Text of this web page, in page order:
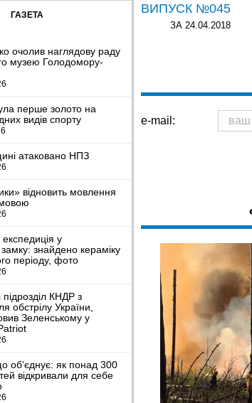
ГАЗЕТА
очолив наглядову раду
музею Голодомору-
перше золото на
видів спорту
атаковано НПЗ
відновить мовлення
у
знайдено кераміку
періоду, фото
КНДР з
обстрілу України,
Зеленському у
об’єднує: як понад 300
відкривали для себе
ВИПУСК №045
ЗА 24.04.2018
e-mail: